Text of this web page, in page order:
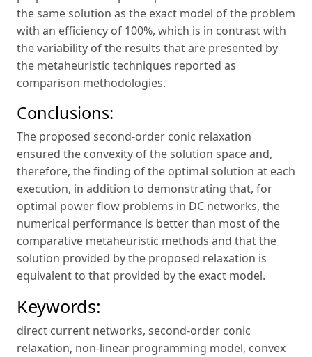
the same solution as the exact model of the problem
with an efficiency of 100%, which is in contrast with
the variability of the results that are presented by
the metaheuristic techniques reported as
comparison methodologies.
Conclusions:
The proposed second-order conic relaxation
ensured the convexity of the solution space and,
therefore, the finding of the optimal solution at each
execution, in addition to demonstrating that, for
optimal power flow problems in DC networks, the
numerical performance is better than most of the
comparative metaheuristic methods and that the
solution provided by the proposed relaxation is
equivalent to that provided by the exact model.
Keywords:
direct current networks, second-order conic
relaxation, non-linear programming model, convex